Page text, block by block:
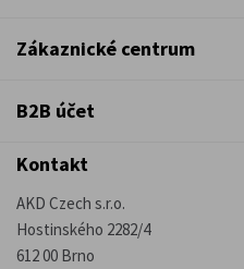
Zákaznické centrum
B2B účet
Kontakt
AKD Czech s.r.o.
Hostinského 2282/4
612 00 Brno